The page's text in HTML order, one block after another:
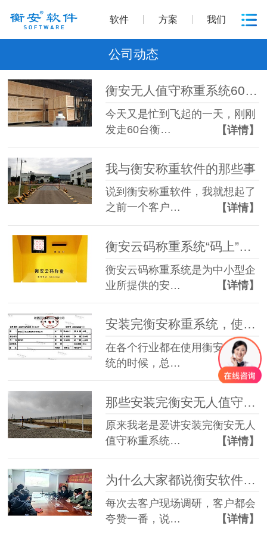
软件 方案 我们
公司动态
衡安无人值守称重系统60台自助终端机发往现场
今天又是忙到飞起的一天，刚刚
发走60台衡…
【详情】
我与衡安称重软件的那些事
说到衡安称重软件，我就想起了
之前一个客户…
【详情】
衡安云码称重系统“码上”带你进入智慧称重时代
衡安云码称重系统是为中小型企
业所提供的安…
【详情】
安装完衡安称重系统，使用电子磅单后一年能有什么变化？
在各个行业都在使用衡安称重系
统的时候，总…
【详情】
原来我老是爱讲安装完衡安无人
值守称重系统…
【详情】
为什么大家都说衡安软件项目经理专业？
每次去客户现场调研，客户都会
夸赞一番，说…
【详情】